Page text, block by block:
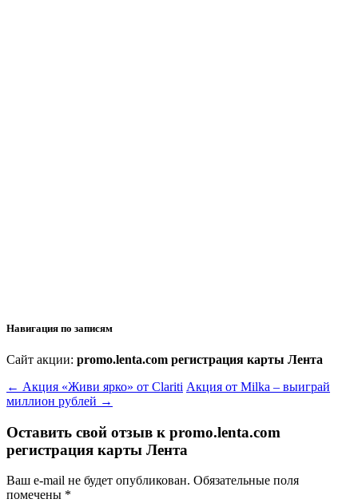
Навигация по записям
Сайт акции: promo.lenta.com регистрация карты Лента
← Акция «Живи ярко» от Clariti Акция от Milka – выиграй
миллион рублей →
Оставить свой отзыв к promo.lenta.com
регистрация карты Лента
Ваш e-mail не будет опубликован. Обязательные поля
помечены *